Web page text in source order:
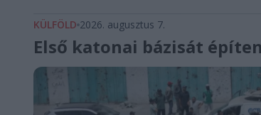
KÜLFÖLD 2026. augusztus 7.
Első katonai bázisát